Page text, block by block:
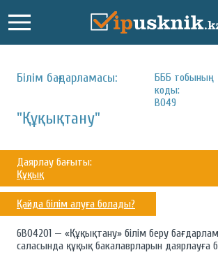
Білім бағдарламасы:
БББ тобының
коды:
B049
"Құқықтану"
Даярлау бағыты:
Құқық
Қайда білім алуға болады?
6В04201 — «Құқықтану» білім беру
саласында құқық бакалаврларын даярлауға